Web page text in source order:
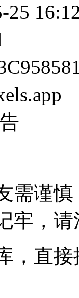
25
需谨
牢，
，直接